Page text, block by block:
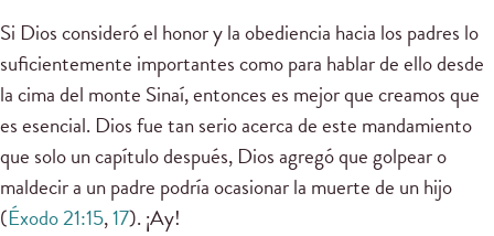
Si Dios consideró el honor y la obediencia hacia los padres lo
suficientemente importantes como para hablar de ello desde
la cima del monte Sinaí, entonces es mejor que creamos que
es esencial. Dios fue tan serio acerca de este mandamiento
que solo un capítulo después, Dios agregó que golpear o
maldecir a un padre podría ocasionar la muerte de un hijo
(Éxodo 21:15,17). ¡Ay!